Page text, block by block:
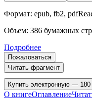
Формат: epub, fb2,
Объем: 386 бумажных
Подробнее
Пожаловаться
Читать фрагмент
Купить электронную — 180
О книгеОглавление